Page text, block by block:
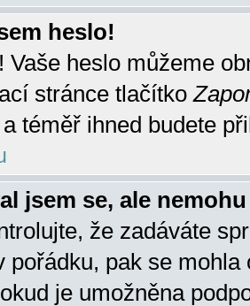
heslo!
Vaše heslo můžeme
stránce tlačítko
téměř ihned budete
jsem se, ale
že zadáváte
pořádku, pak se
je umožněna